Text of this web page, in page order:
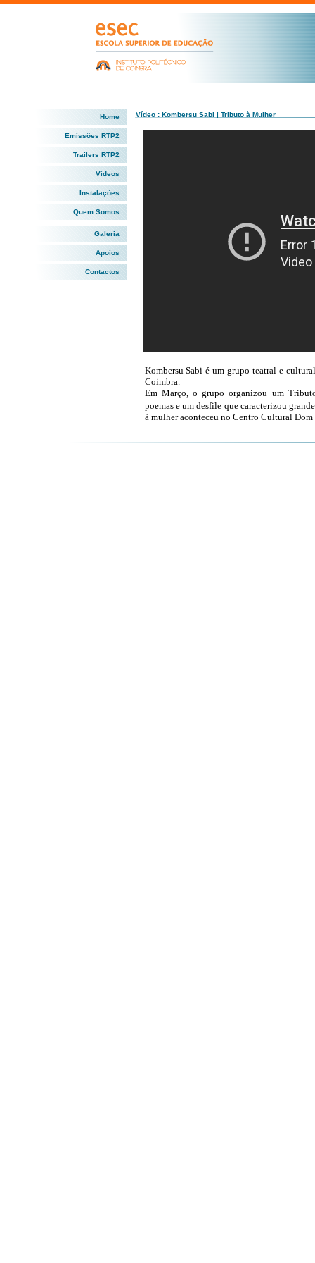
Home
Emissões RTP2
Trailers RTP2
Vídeos
Instalações
Quem Somos
Galeria
Apoios
Contactos
Vídeo : Kombersu Sabi | Tributo à Mulher
Kombersu Sabi é um grupo teatral e
Coimbra.
Em Março, o grupo organizou um
poemas e um desfile que caracterizou
à mulher aconteceu no Centro Cultural